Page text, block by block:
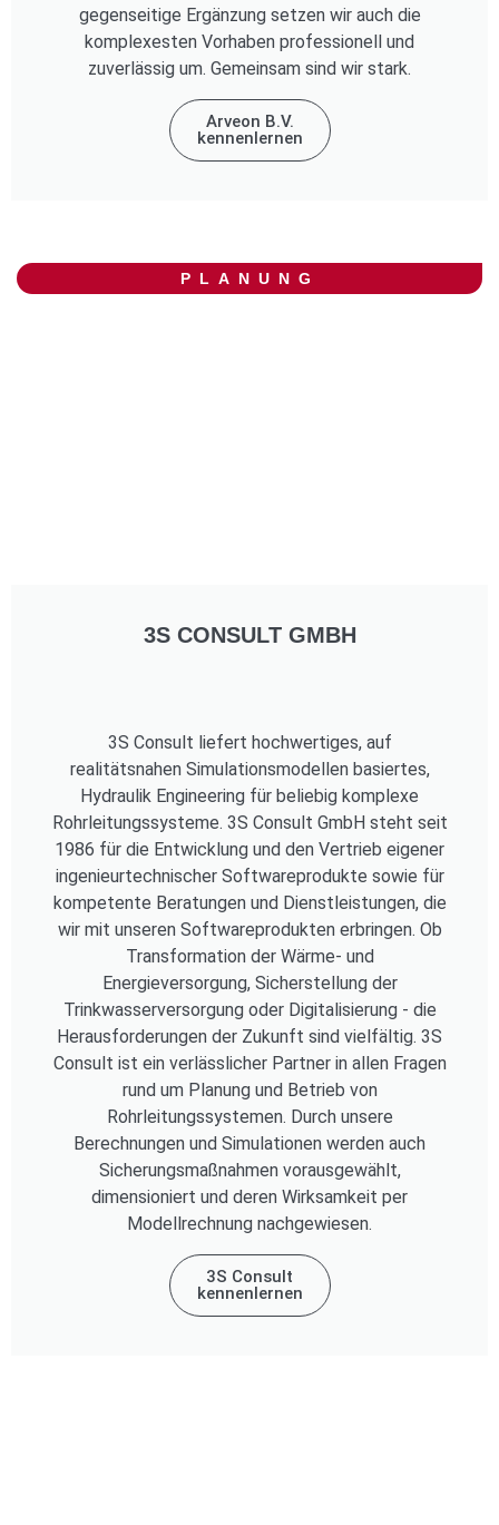
gegenseitige Ergänzung setzen wir auch die
komplexesten Vorhaben professionell und
zuverlässig um. Gemeinsam sind wir stark.
Arveon B.V.
kennenlernen
PLANUNG
3S CONSULT GMBH
3S Consult liefert hochwertiges, auf
realitätsnahen Simulationsmodellen basiertes,
Hydraulik Engineering für beliebig komplexe
Rohrleitungssysteme. 3S Consult GmbH steht seit
1986 für die Entwicklung und den Vertrieb eigener
ingenieurtechnischer Softwareprodukte sowie für
kompetente Beratungen und Dienstleistungen, die
wir mit unseren Softwareprodukten erbringen. Ob
Transformation der Wärme- und
Energieversorgung, Sicherstellung der
Trinkwasserversorgung oder Digitalisierung - die
Herausforderungen der Zukunft sind vielfältig. 3S
Consult ist ein verlässlicher Partner in allen Fragen
rund um Planung und Betrieb von
Rohrleitungssystemen. Durch unsere
Berechnungen und Simulationen werden auch
Sicherungsmaßnahmen vorausgewählt,
dimensioniert und deren Wirksamkeit per
Modellrechnung nachgewiesen.
3S Consult
kennenlernen